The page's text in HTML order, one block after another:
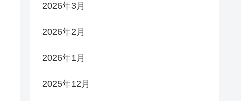
2026年3月
2026年2月
2026年1月
2025年12月